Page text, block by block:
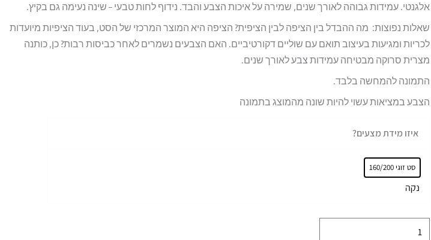
אלגנטי. עמידות גבוהה לאורך שנים, שמירה על איכות הצבע והבד. נידוף לחות טבעי – שינה נעימה גם בקיץ.
שאלות נפוצות: מה ההבדל בין הציפה לבין הציפית? הציפה היא המוצר המרכזי של הסט, בעוד הציפיות מיועדות
לכריות ומגיעות בעיצוב תואם עם שוליים דקורטיביים. האם הצבעים נשמרים לאחר כביסות רבות? כן, כותנה
מצרית סרוקה מבטיחה עמידות צבע לאורך שנים.
התמונה להמחשה בלבד.
הצבע במציאות עשוי להיות שונה מהמוצג בתמונה
איזו מידת מצעים?
סט זוגי 160/200
נקה
סט
מצעים
100%
מצרית